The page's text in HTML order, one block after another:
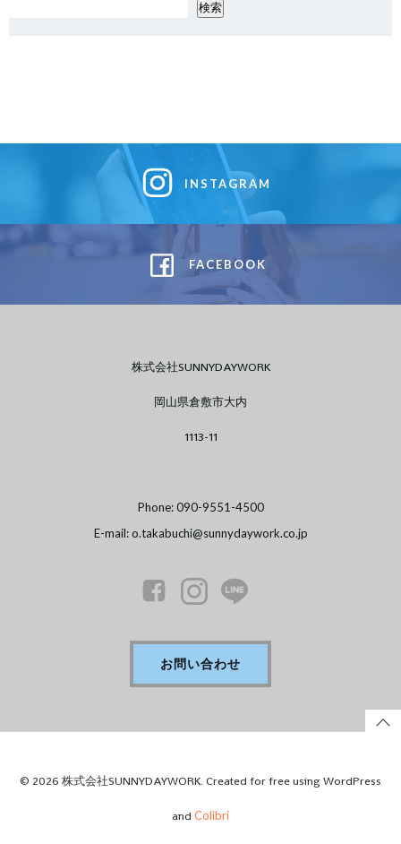
検索
INSTAGRAM
FACEBOOK
株式会社SUNNYDAYWORK
岡山県倉敷市大内
1113-11
Phone: 090-9551-4500
E-mail: o.takabuchi@sunnydaywork.co.jp
お問い合わせ
© 2026 株式会社SUNNYDAYWORK. Created for free using WordPress
and Colibri